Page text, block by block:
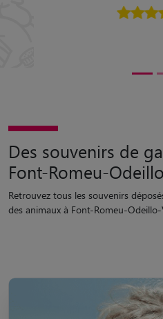
5/
Des souvenirs de
Font-Romeu-
Retrouvez tous les souvenirs
des animaux à Font-Romeu-Odeillo-